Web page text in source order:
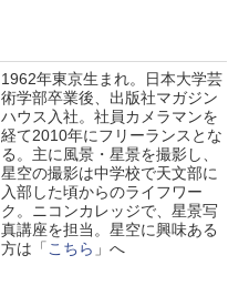
1962年東京生まれ。日本大学芸
術学部卒業後、出版社マガジン
ハウス入社。社員カメラマンを
経て2010年にフリーランスとな
る。主に風景・星景を撮影し、
星空の撮影は中学校で天文部に
入部した頃からのライフワー
ク。ニコンカレッジで、星景写
真講座を担当。星空に興味ある
方は「こちら 」へ